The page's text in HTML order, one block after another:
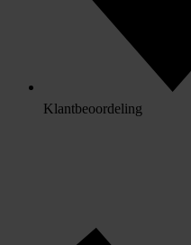
Klantbeoordeling